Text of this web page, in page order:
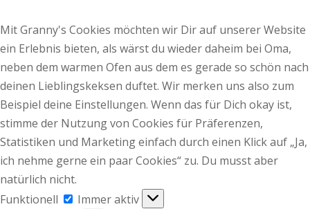
Mit Granny's Cookies möchten wir Dir auf unserer Website
ein Erlebnis bieten, als wärst du wieder daheim bei Oma,
neben dem warmen Ofen aus dem es gerade so schön nach
deinen Lieblingskeksen duftet. Wir merken uns also zum
Beispiel deine Einstellungen. Wenn das für Dich okay ist,
stimme der Nutzung von Cookies für Präferenzen,
Statistiken und Marketing einfach durch einen Klick auf „Ja,
ich nehme gerne ein paar Cookies“ zu. Du musst aber
natürlich nicht.
Funktionell
Funktionell
Immer aktiv